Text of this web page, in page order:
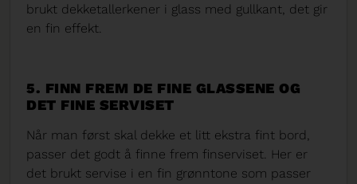
brukt dekketallerkener i glass med gullkant, det gir
en fin effekt.
5. FINN FREM DE FINE GLASSENE OG
DET FINE SERVISET
Når man først skal dekke et litt ekstra fint bord,
passer det godt å finne frem finserviset. Her er
det brukt servise i en fin grønntone som passer